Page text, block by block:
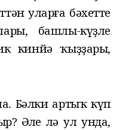
уларға бәхетте
башлы-күҙле
кинйә ҡыҙҙары,
Бәлки артыҡкүп
? Әле лә ул унда,